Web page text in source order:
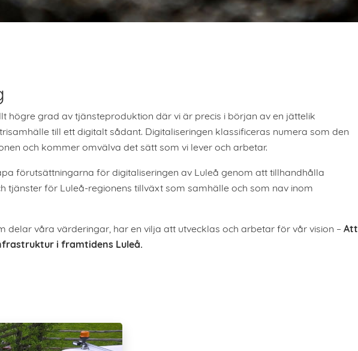
högre grad av tjänsteproduktion där vi är precis i början av en jättelik
till ett digitalt sådant. Digitaliseringen klassificeras numera som den
och kommer omvälva det sätt som vi lever och arbetar.
förutsättningarna för digitaliseringen av Luleå genom att tillhandhålla
tjänster för Luleå-regionens tillväxt som samhälle och som nav inom
delar våra värderingar, har en vilja att utvecklas och arbetar för vår vision –Att
i framtidens Luleå.